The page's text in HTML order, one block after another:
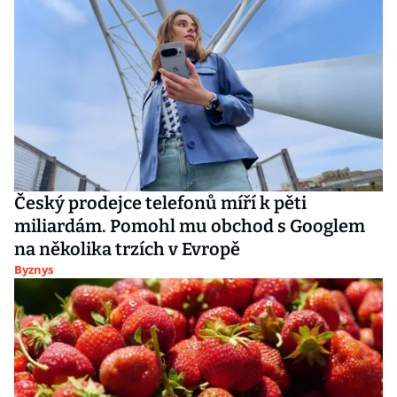
Český prodejce telefonů míří k pěti
miliardám. Pomohl mu obchod s Googlem
na několika trzích v Evropě
Byznys